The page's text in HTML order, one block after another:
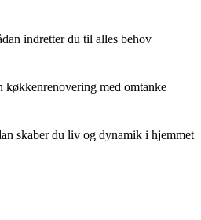
indretter du til alles behov
med omtanke
skaber du liv og dynamik i hjemmet